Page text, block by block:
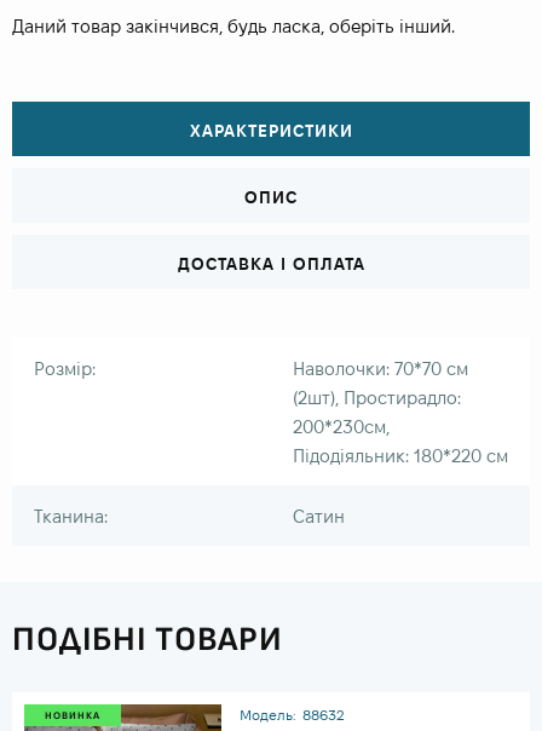
Даний товар закінчився, будь ласка, оберіть інший.
ХАРАКТЕРИСТИКИ
ОПИС
ДОСТАВКА І ОПЛАТА
Розмір:
Наволочки: 70*70 см
(2шт), Простирадло:
200*230см,
Підодіяльник: 180*220 см
Тканина: Сатин
ПОДІБНІ ТОВАРИ
НОВИНКА Модель: 88632